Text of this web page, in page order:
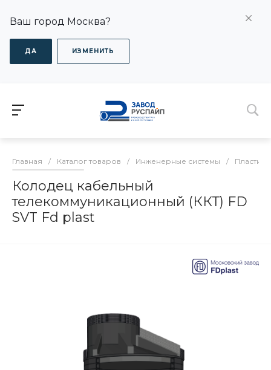
Ваш город Москва?
ДА ИЗМЕНИТЬ
Главная / Каталог товаров / Инженерные системы /
Колодец кабельный
телекоммуникационный (ККТ) FD
SVT Fd plast